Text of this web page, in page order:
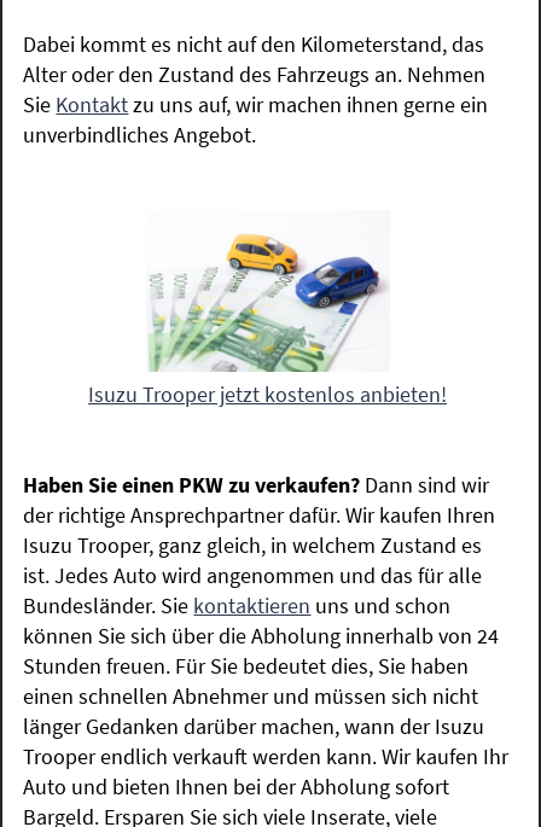
Dabei kommt es nicht auf den Kilometerstand, das
Alter oder den Zustand des Fahrzeugs an. Nehmen
Sie Kontaktzu uns auf, wir machen ihnen gerne ein
unverbindliches Angebot.
Isuzu Trooper jetzt kostenlos anbieten!
Haben Sie einen PKW zu verkaufen? Dann sind wir
der richtige Ansprechpartner dafür. Wir kaufen Ihren
Isuzu Trooper, ganz gleich, in welchem Zustand es
ist. Jedes Auto wird angenommen und das für alle
Bundesländer. Sie kontaktieren uns und schon
können Sie sich über die Abholung innerhalb von 24
Stunden freuen. Für Sie bedeutet dies, Sie haben
einen schnellen Abnehmer und müssen sich nicht
länger Gedanken darüber machen, wann der Isuzu
Trooper endlich verkauft werden kann. Wir kaufen Ihr
Auto und bieten Ihnen bei der Abholung sofort
Bargeld. Ersparen Sie sich viele Inserate, viele